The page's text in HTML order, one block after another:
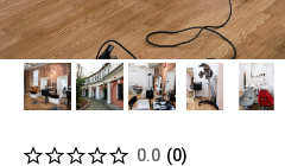
0.0 (0)